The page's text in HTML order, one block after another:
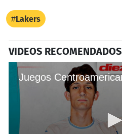
Lakers
VIDEOS RECOMENDADOS